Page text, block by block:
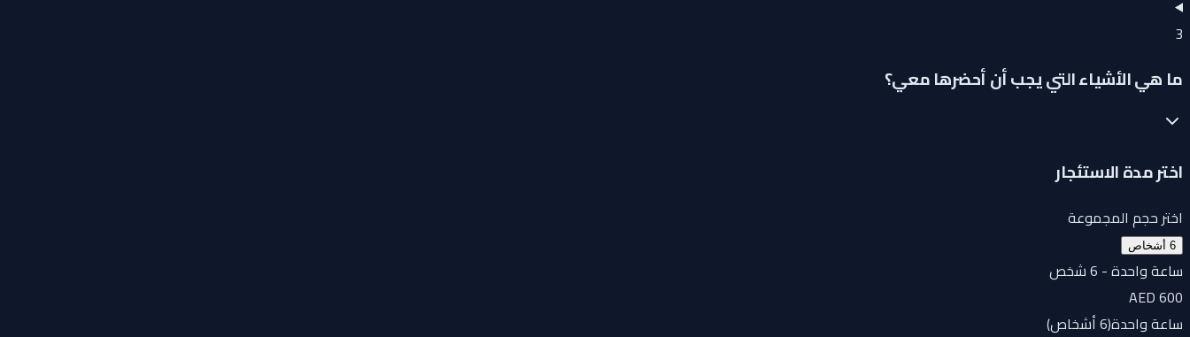
3
ما هي الأشياء التي يجب أن أحضرها معي؟
اختر مدة الاستئجار
اختر حجم المجموعة
6 أشخاص
ساعة واحدة - 6 شخص
AED 600
ساعة واحدة(6 أشخاص
)